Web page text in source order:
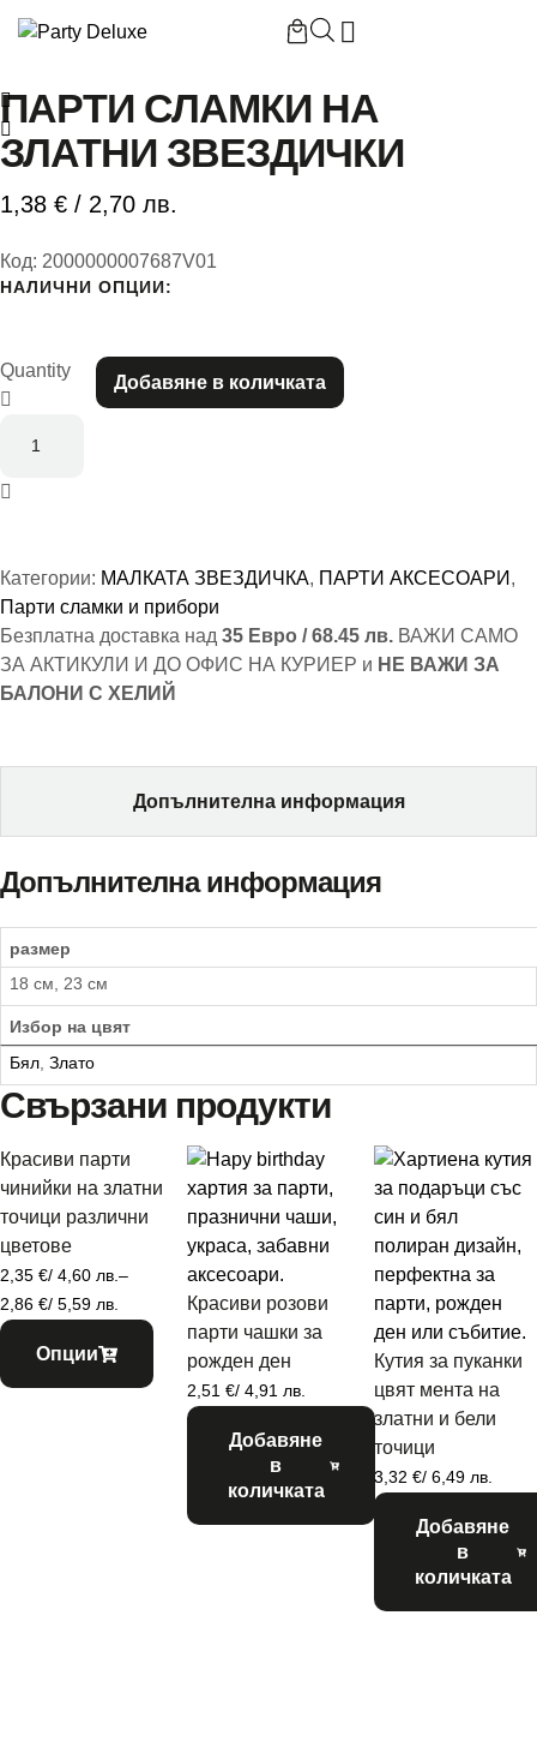
Начало Парти сламки на златни звездички
ПАРТИ СЛАМКИ НА
ЗЛАТНИ ЗВЕЗДИЧКИ
1,38 € / 2,70 лв.
Код: 2000000007687V01
НАЛИЧНИ ОПЦИИ:
Quantity
Добавяне в количката
Категории: МАЛКАТА ЗВЕЗДИЧКА, ПАРТИ АКСЕСОАРИ ,
Парти сламки и прибори
Безплатна доставка над 35 Евро / 68.45 лв. ВАЖИ САМО
ЗА АКТИКУЛИ И ДО ОФИС НА КУРИЕР и НЕ ВАЖИ ЗА
БАЛОНИ С ХЕЛИЙ
Допълнителна информация
Допълнителна информация
размер
18 см, 23 см
Избор на цвят
Бял Злато
Свързани продукти
Красиви парти
чинийки на златни
точици различни
цветове
2,35 €/ 4,60 лв.–
2,86 €/ 5,59 лв.
Опции
Красиви розови
парти чашки за
рожден ден
2,51 €/ 4,91 лв.
Добавяне
в
количката
Кутия за пуканки
цвят мента на
златни и бели
точици
3,32 €/ 6,49 лв.
Добавяне
в
количката